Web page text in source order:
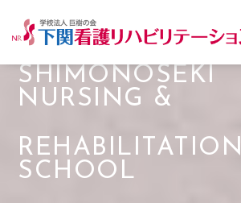
SHIMONOSEKI
NURSING &
REHABILITATION
SCHOOL